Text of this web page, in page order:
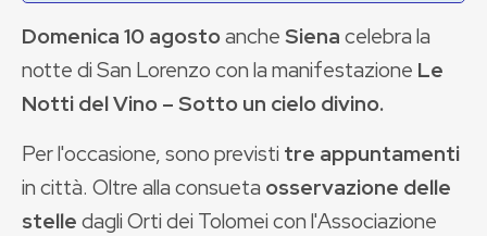
Domenica 10 agostoancheSienacelebra la
notte di San Lorenzo con la manifestazione Le
Notti del Vino – Sotto un cielo divino.
Per l'occasione, sono previsti tre appuntamenti
in città. Oltre alla consueta osservazione delle
stelledagli Orti dei Tolomei con l'Associazione